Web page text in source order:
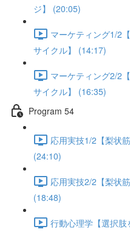
ジ】 (20:05)
マーケティング1/2
サイクル】 (14:17)
マーケティング2/2
サイクル】 (16:35)
Program 54
応用実技1/2【梨状
(24:10)
応用実技2/2【梨状
(18:48)
行動心理学【選択